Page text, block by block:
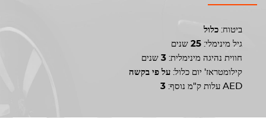
ביטוח: כלול
גיל מינימלי: 25 שנים
חווית נהיגה מינימלית: 3 שנים
קילומטראז' יום כלול: על פי בקשה
עלות ק"מ נוסף: 3 AED